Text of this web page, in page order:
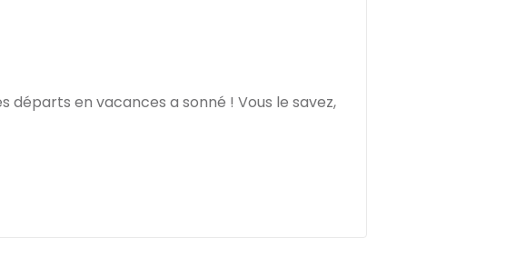
départs en vacances a sonné ! Vous le savez,